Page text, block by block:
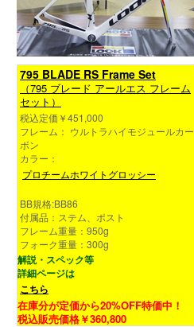
795 BLADE RS Frame Set
（795 ブレード アールエス フレーム
セット）
税込定価￥451,000
フレーム： ウルトラハイモジュールカー
ボン
カラー：
プロチームホワイトグロッシー
BB規格:BB86
付属品：ステム、ポスト
フレーム重量：950g
フォーク重量：300g
解説・スペック等
詳細ページは
こちら
在庫分が定価から20%OFF特価中！
税込販売価格￥360,800